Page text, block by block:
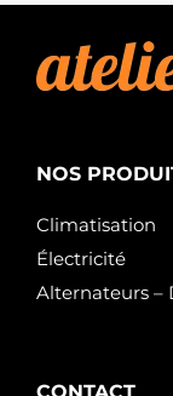
NOS
Climatisation
Électricité
Alternateurs –